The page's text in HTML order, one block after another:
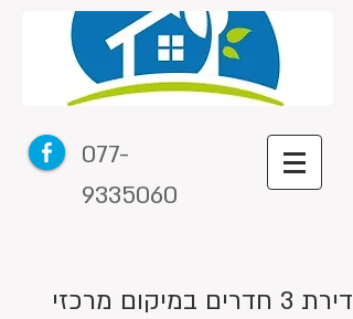
077-
9335060
דירת 3 חדרים במיקום מרכזי